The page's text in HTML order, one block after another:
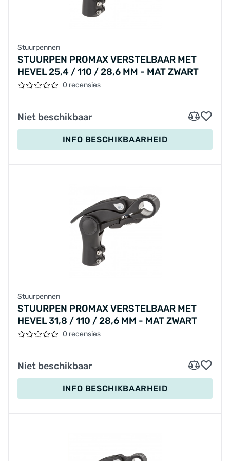
Stuurpennen
STUURPEN PROMAX VERSTELBAAR MET
HEVEL 25,4 / 110 / 28,6 MM - MAT ZWART
0 recensies
Niet beschikbaar
INFO BESCHIKBAARHEID
Stuurpennen
STUURPEN PROMAX VERSTELBAAR MET
HEVEL 31,8 / 110 / 28,6 MM - MAT ZWART
0 recensies
Niet beschikbaar
INFO BESCHIKBAARHEID